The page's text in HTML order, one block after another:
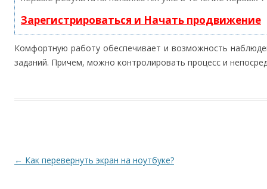
Зарегистрироваться и Начать продвижение
Комфортную работу обеспечивает и возможность
заданий. Причем, можно контролировать процесс и
Навигация по записям
← Как перевернуть экран на ноутбуке?